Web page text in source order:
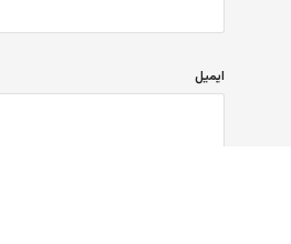
ایمیل